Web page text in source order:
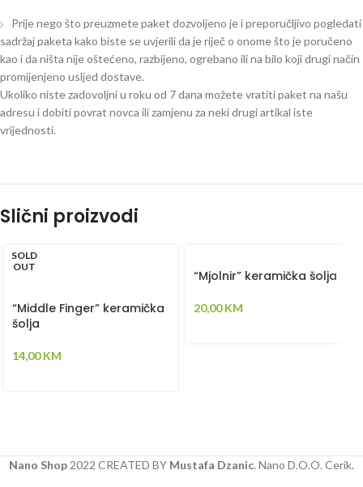
Prije nego što preuzmete paket dozvoljeno je i preporučljivo pogledati
sadržaj paketa kako biste se uvjerili da je riječ o onome što je poručeno
kao i da ništa nije oštećeno, razbijeno, ogrebano ili na bilo koji drugi način
promijenjeno usljed dostave.
Ukoliko niste zadovoljni u roku od 7 dana možete vratiti paket na našu
adresu i dobiti povrat novca ili zamjenu za neki drugi artikal iste
vrijednosti.
Slični proizvodi
SOLD
OUT
“Middle Finger” keramička
šolja
14,00KM
“Mjolnir” keramička šolja
20,00KM
Nano Shop2022 CREATED BY Mustafa Dzanic. Nano D.O.O. Cerik.